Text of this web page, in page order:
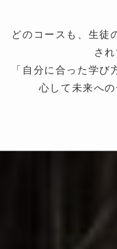
どのコースも、生徒
さ
「自分に合った学
心して未来へ